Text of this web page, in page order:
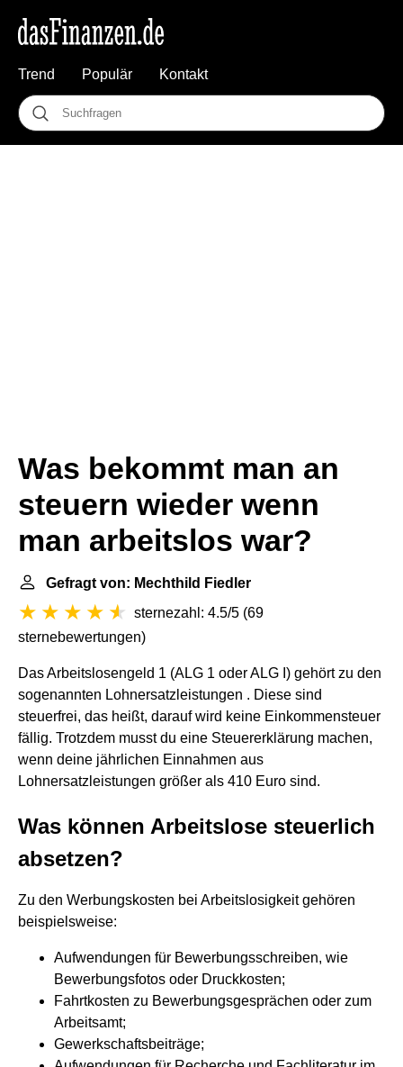
Trend Populär Kontakt
Was bekommt man an
steuern wieder wenn
man arbeitslos war?
Gefragt von: Mechthild Fiedler
sternezahl: 4.5/5 (69
sternebewertungen)
Das Arbeitslosengeld 1 (ALG 1 oder ALG I) gehört zu den
sogenannten Lohnersatzleistungen . Diese sind
steuerfrei, das heißt, darauf wird keine Einkommensteuer
fällig. Trotzdem musst du eine Steuererklärung machen,
wenn deine jährlichen Einnahmen aus
Lohnersatzleistungen größer als 410 Euro sind.
Was können Arbeitslose steuerlich
absetzen?
Zu den Werbungskosten bei Arbeitslosigkeit gehören
beispielsweise:
Aufwendungen für Bewerbungsschreiben, wie
Bewerbungsfotos oder Druckkosten;
Fahrtkosten zu Bewerbungsgesprächen oder zum
Arbeitsamt;
Gewerkschaftsbeiträge;